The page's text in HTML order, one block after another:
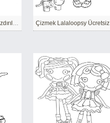
Çizmek Lalaloopsy Yazdırılabilir Çizmek Lalaloopsy Ücretsiz